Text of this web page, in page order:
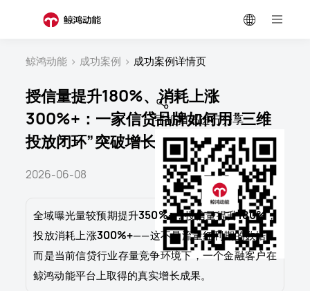
鲸鸿动能 > 成功案例 > 成功案例详情页
授信量提升180%、消耗上涨
300%+：一家信贷品牌如何用“三维
投放闭环”突破增长瓶颈？
2026-06-08
手机扫码进行分享
全域曝光量较预期提升350%+，授信量提升180%，
投放消耗上涨300%+——这不是流量红利期的数据，
而是当前信贷行业存量竞争环境下，一个金融客户在
鲸鸿动能平台上取得的真实增长成果。